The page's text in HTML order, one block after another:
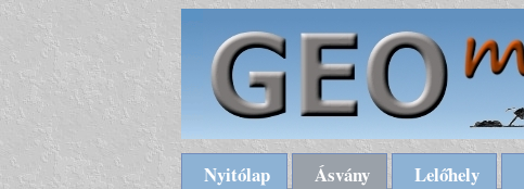
Nyitólap Ásvány Lelőhely